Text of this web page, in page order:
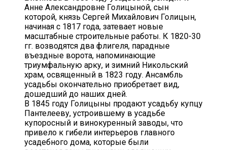
Анне Александровне Голицыной, сын
которой, князь Сергей Михайлович Голицын,
начиная с 1817 года, затевает новые
масштабные строительные работы. К 1820-30
гг. возводятся два флигеля, парадные
въездные ворота, напоминающие
триумфальную арку, и зимний Никольский
храм, освященный в 1823 году. Ансамбль
усадьбы окончательно приобретает вид,
дошедший до наших дней.
В 1845 году Голицыны продают усадьбу купцу
Пантелееву, устроившему в усадьбе
купоросный и винокуренный заводы, что
привело к гибели интерьеров главного
усадебного дома, которые были